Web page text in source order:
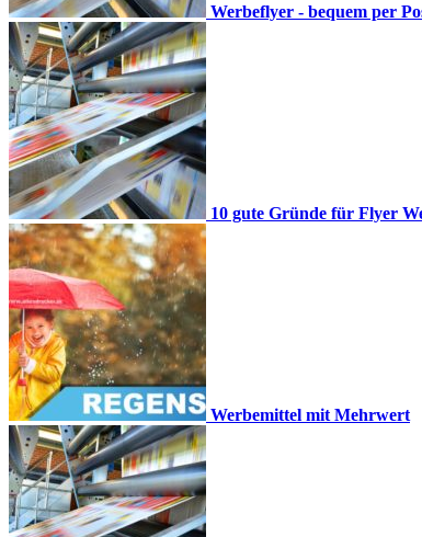
Werbeflyer - bequem per
10 gute Gründe für Flyer
Werbemittel mit Mehrwert